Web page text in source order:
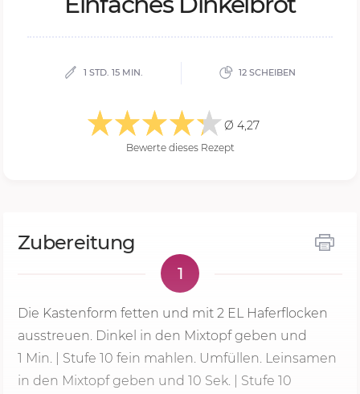
1 STD. 15 MIN. 12 SCHEIBEN
Ø 4,27
Bewerte dieses Rezept
Zubereitung
1
Die Kastenform fetten und mit 2 EL Haferflocken
ausstreuen. Dinkel in den Mixtopf geben und
1 Min.
| Stufe 10 fein mahlen. Umfüllen. Leinsamen
in den Mixtopf geben und 10 Sek.
| Stufe 10